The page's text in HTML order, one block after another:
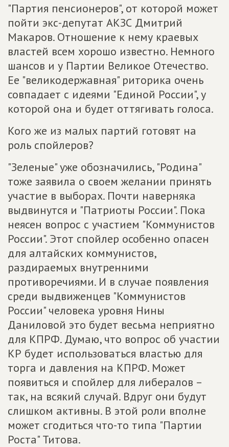
"Партия пенсионеров", от которой может
пойти экс-депутат АКЗС Дмитрий
Макаров. Отношение к нему краевых
властей всем хорошо известно. Немного
шансов и у Партии Великое Отечество.
Ее "великодержавная" риторика очень
совпадает с идеями "Единой России", у
которой она и будет оттягивать голоса.
Кого же из малых партий готовят на
роль спойлеров?
"Зеленые" уже обозначились, "Родина"
тоже заявила о своем желании принять
участие в выборах. Почти наверняка
выдвинутся и "Патриоты России". Пока
неясен вопрос с участием "Коммунистов
России". Этот спойлер особенно опасен
для алтайских коммунистов,
раздираемых внутренними
противоречиями. И в случае появления
среди выдвиженцев "Коммунистов
России" человека уровня Нины
Даниловой это будет весьма неприятно
для КПРФ. Думаю, что вопрос об участии
КР будет использоваться властью для
торга и давления на КПРФ. Может
появиться и спойлер для либералов –
так, на всякий случай. Вдруг они будут
слишком активны. В этой роли вполне
может сгодиться что-то типа "Партии
Роста" Титова.